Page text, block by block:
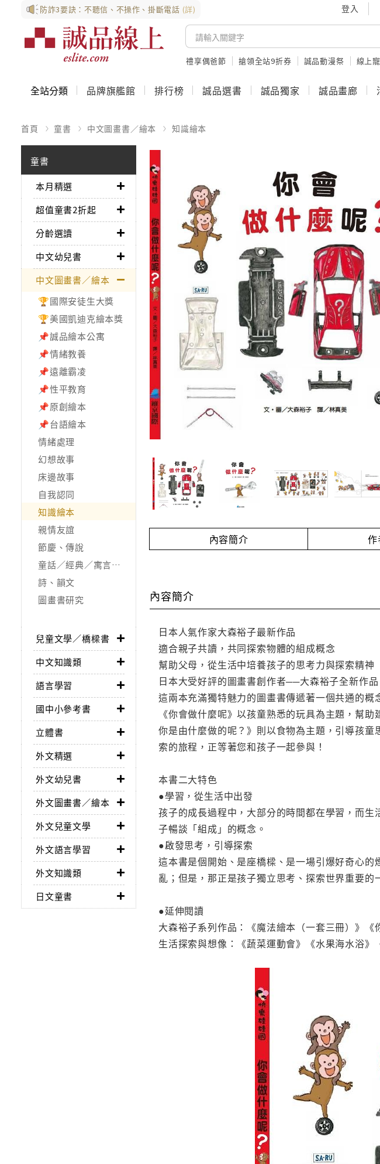
防詐3要訣：不聽信、不操作、掛斷電話 (詳) 登入
禮享偶爸節 搶領全站9折券 誠品動漫祭 線上
全站分類 品牌旗艦館 排行榜 誠品選書 誠品獨家 誠品畫廊
首頁 童書 中文圖畫書／繪本 知識繪本
童書
本月精選
超值童書2折起
分齡選讀
中文幼兒書
中文圖畫書／繪本
🏆國際安徒生大獎
🏆美國凱迪克繪本獎
📌誠品繪本公寓
📌情緒教養
📌遠離霸凌
📌性平教育
📌原創繪本
📌台語繪本
情緒處理
幻想故事
床邊故事
自我認同
知識繪本
親情友誼
節慶、傳說
童話／經典／寓言故事
詩、韻文
圖畫書研究
兒童文學／橋樑書
中文知識類
語言學習
國中小參考書
立體書
外文精選
外文幼兒書
外文圖畫書／繪本
外文兒童文學
外文語言學習
外文知識類
日文童書
內容簡介 作
內容簡介
日本人氣作家大森裕子最新作品
適合親子共讀，共同探索物體的組成概念
幫助父母，從生活中培養孩子的思考力與探索精神
日本大受好評的圖畫書創作者──大森裕子全新作
這兩本充滿獨特魅力的圖畫書傳遞著一個共通的概
《你會做什麼呢》以孩童熟悉的玩具為主題，幫
你是由什麼做的呢？》則以食物為主題，引導孩
索的旅程，正等著您和孩子一起參與！
本書二大特色
●學習，從生活中出發
孩子的成長過程中，大部分的時間都在學習，而
子暢談「組成」的概念。
●啟發思考，引導探索
這本書是個開始、是座橋樑、是一場引爆好奇心
亂；但是，那正是孩子獨立思考、探索世界重要的
●延伸閱讀
大森裕子系列作品：《魔法繪本（一套三冊）》《
生活探索與想像：《蔬菜運動會》《水果海水浴》